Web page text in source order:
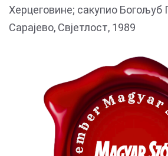
Херцеговине; сакупио Богољуб
Сарајево, Свјетлост, 1989